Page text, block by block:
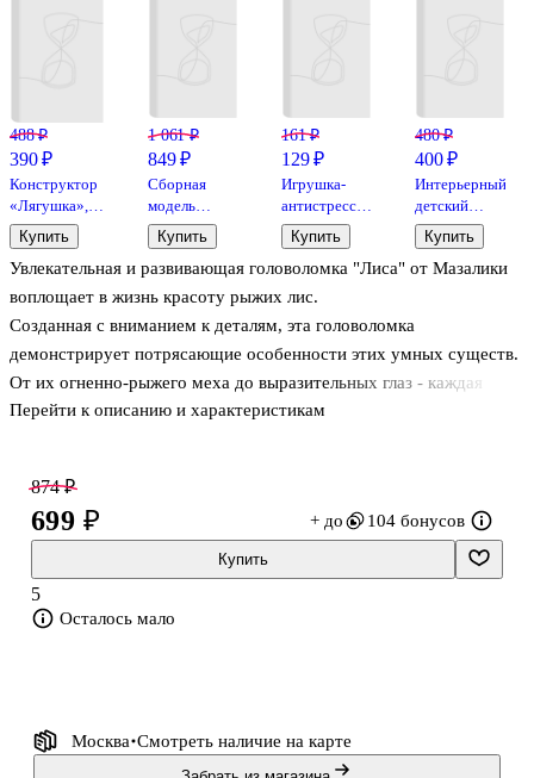
Увлекательная и развивающая головоломка "Лиса" от Мазалики
воплощает в жизнь красоту рыжих лис.
Созданная с вниманием к деталям, эта головоломка
демонстрирует потрясающие особенности этих умных существ.
От их огненно-рыжего меха до выразительных глаз - каждая
деталь органично сочетается друг с другом, создавая
отличным подарком для детей.
В комплекте есть все, что нужно для сборки. Собирайте без
труда и дополнительных инструментов.
Бусинки-глазки в бумажном пакетике — 2 шт.
Листовка с описа
Перейти к описанию и характеристикам
488 ₽
390 ₽
Конструктор
«Лягушка»,
пластик
Купить
1 061 ₽
849 ₽
Сборная
модель
«Нюхль
(Утка)»
(77530)
Купить
161 ₽
129 ₽
Игрушка-
антистресс
«Хомяк»,
Bookvalno
Купить
480 ₽
400 ₽
Интерьерный
детский
конструктор
Кондитерская
Купить
874 ₽
699 ₽ + до 104 бонусов
Купить
5
Осталось мало
Москва Смотреть наличие на карте